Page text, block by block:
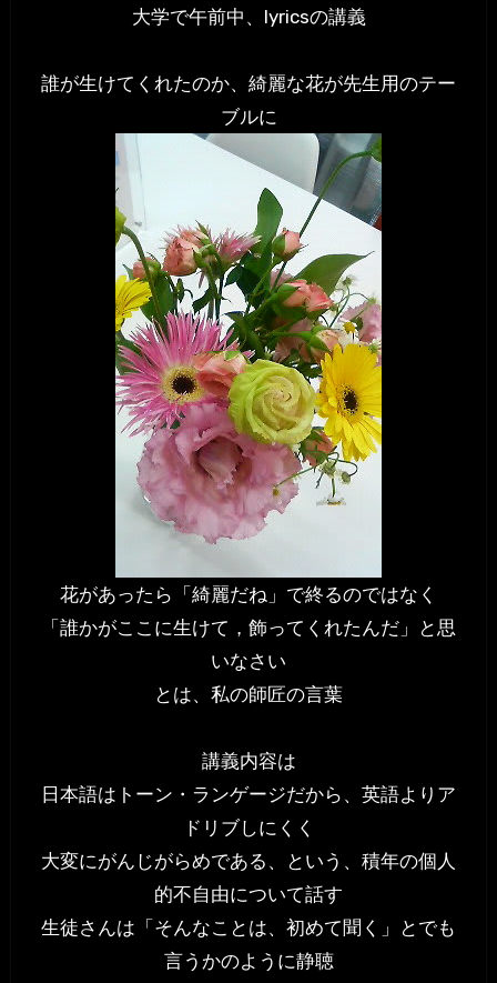
大学で午前中、lyricsの講義
誰が生けてくれたのか、綺麗な花が先生用のテー
ブルに
花があったら「綺麗だね」で終るのではなく
「誰かがここに生けて，飾ってくれたんだ」と思
いなさい
とは、私の師匠の言葉
講義内容は
日本語はトーン・ランゲージだから、英語よりア
ドリブしにくく
大変にがんじがらめである、という、積年の個人
的不自由について話す
生徒さんは「そんなことは、初めて聞く」とでも
言うかのように静聴